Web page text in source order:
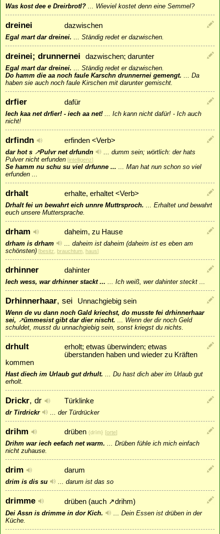
Was kost dee e Dreirbrotl? ... Wieviel kostet denn eine Semmel?
dreinei dazwischen
Egal mart dar dreinei. ... Ständig redet er dazwischen.
dreinei; drunnernei dazwischen; darunter
Egal mart dar dreinei. ... Ständig redet er dazwischen.
Do hamm die aa noch faule Karschn drunnernei gemengt. ... Da
haben sie auch noch faule Kirschen mit darunter gemischt.
drfier dafür
Iech kaa net drfier! - iech aa net! ... Ich kann nicht dafür! - Ich auch
nicht!
drfindn erfinden <Verb>
dar hot s ↗Pulvrnet drfundn ... dumm sein; wörtlich: der hats
Pulver nicht erfunden [intelligenz]
Se hamm nu schu su viel drfunne ... ... Man hat nun schon so viel
erfunden ...
drhalt erhalte, erhaltet <Verb>
Drhalt fei un bewahrt eich unnre Muttrsproch. ... Erhaltet und bewahrt
euch unsere Muttersprache.
drham daheim, zu Hause
drham is drham ... daheim ist daheim (daheim ist es eben am
schönsten) [besitz brauchtum haus]
drhinner dahinter
Iech wess, war drhinner stackt ... ... Ich weiß, wer dahinter steckt ...
Drhinnerhaar, sei Unnachgiebig sein
Wenn de vu dann noch Gald kriechst, do musste fei drhinnerhaar
sei, ↗ümmesistgibt dar dier nischt. ... Wenn der dir noch Geld
schuldet, musst du unnachgiebig sein, sonst kriegst du nichts.
drhult
erholt; etwas überwinden; etwas
überstanden haben und wieder zu Kräften
kommen
Hast diech im Urlaub gut drhult. ... Du hast dich aber im Urlaub gut
erholt.
Drickr, dr Türklinke
dr Tirdrickr ... der Türdrücker
drihm drüben {drīṁ} [orte]
Drihm war iech eefach net warm. ... Drüben fühle ich mich einfach
nicht zuhause.
drim darum
drim is dis su ... darum ist das so
drimme drüben (auch ↗drihm)
Dei Assn is drimme in dor Kich. ... Dein Essen ist drüben in der
Küche.